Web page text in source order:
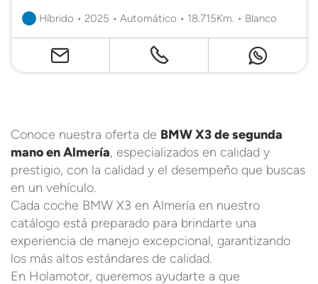
Híbrido • 2025 • Automático • 18.715Km. • Blanco
Conoce nuestra oferta de BMW X3 de segunda
mano en Almería, especializados en calidad y
prestigio, con la calidad y el desempeño que buscas
en un vehículo.
Cada coche BMW X3 en Almería en nuestro
catálogo está preparado para brindarte una
experiencia de manejo excepcional, garantizando
los más altos estándares de calidad.
En Holamotor, queremos ayudarte a que